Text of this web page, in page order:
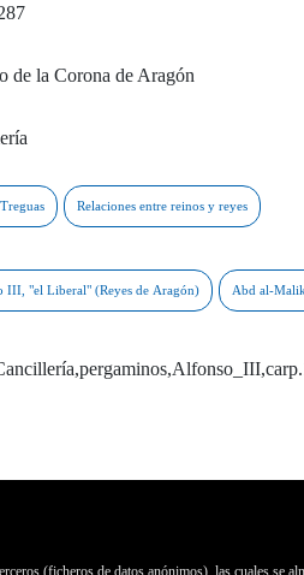
(ficheros de datos anónimos), las cuales se
de la Corona de Aragón